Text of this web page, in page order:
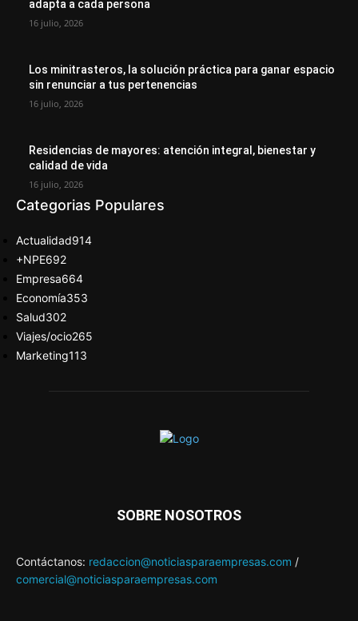
adapta a cada persona
16 julio, 2026
Los minitrasteros, la solución práctica para ganar espacio
sin renunciar a tus pertenencias
16 julio, 2026
Residencias de mayores: atención integral, bienestar y
calidad de vida
16 julio, 2026
Categorias Populares
Actualidad914
+NPE692
Empresa664
Economía353
Salud302
Viajes/ocio265
Marketing113
SOBRE NOSOTROS
Contáctanos: redaccion@noticiasparaempresas.com /
comercial@noticiasparaempresas.com